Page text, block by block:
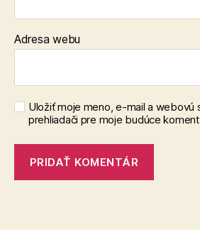
Adresa webu
Uložiť moje meno, e-mail a webovú
prehliadači pre moje budúce